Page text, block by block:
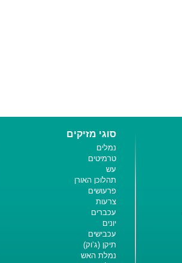
סוגי מזיקים
נמלים
טרמיטים
עש
תהלוכן האורן
פרעושים
צרעות
עכברים
יונים
עכבישים
תיקן (ג’וק)
נמלת האש